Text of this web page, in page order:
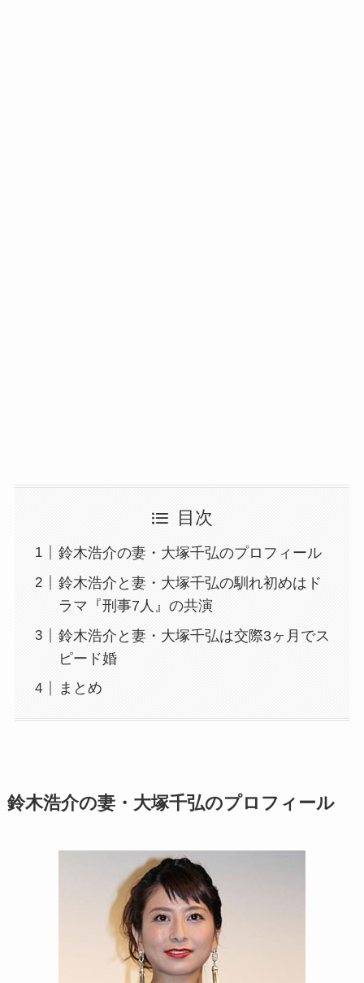
目次
鈴木浩介の妻・大塚千弘のプロフィール
鈴木浩介と妻・大塚千弘の馴れ初めはド
ラマ『刑事7人』の共演
鈴木浩介と妻・大塚千弘は交際3ヶ月でス
ピード婚
まとめ
鈴木浩介の妻・大塚千弘のプロフィール